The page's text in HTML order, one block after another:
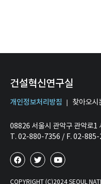
건설혁신연구실
개인정보처리방침 찾아오시
08826 서울시 관악구 관악로1
T. 02-880-7356 / F. 02-
COPYRIGHT (C)2024 SEOUL